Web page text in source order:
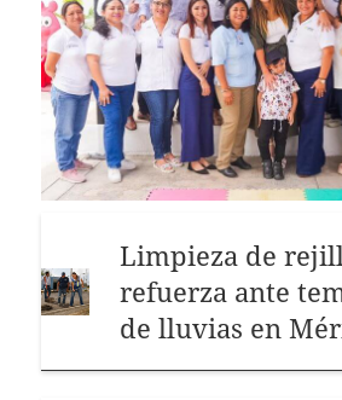
Limpieza de
refuerza ante
de lluvias en